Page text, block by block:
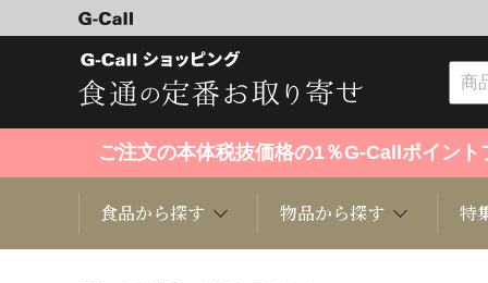
ご注文の本体税抜価格の1％G-Callポイン
食品から探す 物品から探す 特